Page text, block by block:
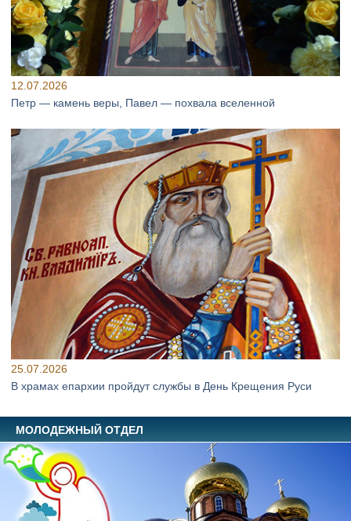
12.07.2026
Петр — камень веры, Павел — похвала вселенной
25.07.2026
В храмах епархии пройдут службы в День Крещения Руси
МОЛОДЕЖНЫЙ ОТДЕЛ